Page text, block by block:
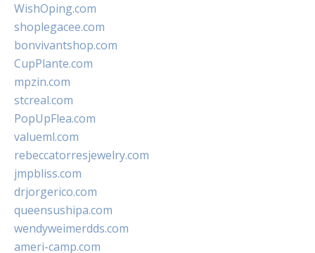
WishOping.com
shoplegacee.com
bonvivantshop.com
CupPlante.com
mpzin.com
stcreal.com
PopUpFlea.com
valueml.com
rebeccatorresjewelry.com
jmpbliss.com
drjorgerico.com
queensushipa.com
wendyweimerdds.com
ameri-camp.com